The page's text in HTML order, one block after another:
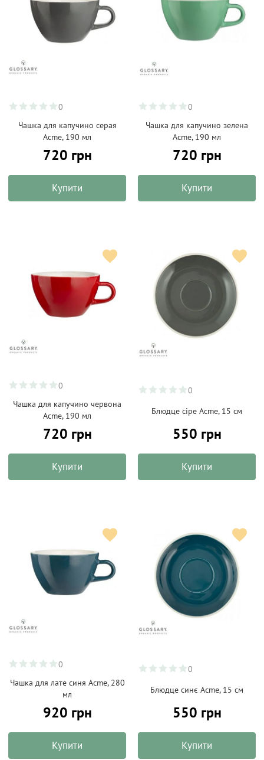
0
Чашка для капучино серая
Acme, 190 мл
720 грн
Купити
0
Чашка для капучино зелена
Acme, 190 мл
720 грн
Купити
0
Чашка для капучино червона
Acme, 190 мл
720 грн
Купити
0
Блюдце сіре Acme, 15 см
550 грн
Купити
0
Чашка для лате синя Acme, 280
мл
920 грн
Купити
0
Блюдце синє Acme, 15 см
550 грн
Купити